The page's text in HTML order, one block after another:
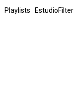
Playlists EstudioFilter